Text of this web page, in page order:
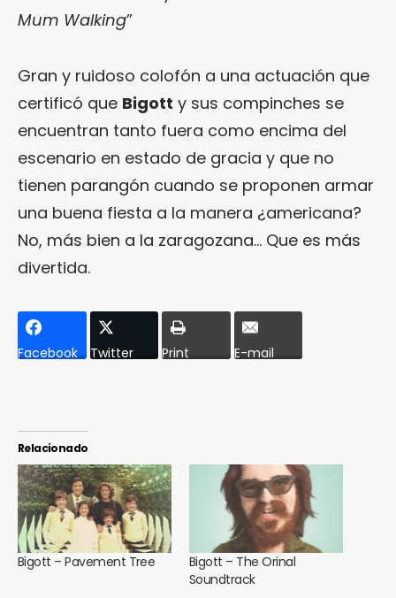
Mum Walking”
Gran y ruidoso colofón a una actuación que
certificó que Bigott y sus compinches se
encuentran tanto fuera como encima del
escenario en estado de gracia y que no
tienen parangón cuando se proponen armar
una buena fiesta a la manera ¿americana?
No, más bien a la zaragozana… Que es más
divertida.
Facebook Twitter Print E-mail
Relacionado
Bigott – Pavement Tree
Bigott – The Orinal
Soundtrack